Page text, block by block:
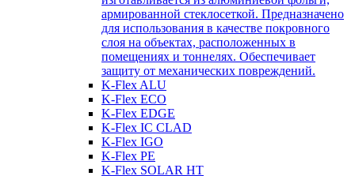
армированной стеклосеткой. Предназначено
для использования в качестве покровного
слоя на объектах, расположенных в
помещениях и тоннелях. Обеспечивает
защиту от механических повреждений.
K-Flex ALU
K-Flex ECO
K-Flex EDGE
K-Flex IC CLAD
K-Flex IGO
K-Flex PE
K-Flex SOLAR HT